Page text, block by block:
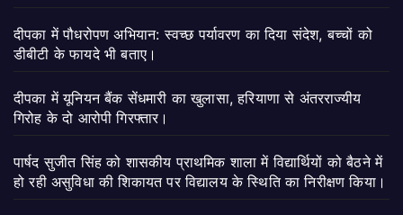
दीपका में पौधरोपण अभियान: स्वच्छ पर्यावरण का दिया संदेश, बच्चों को
डीबीटी के फायदे भी बताए।
दीपका में यूनियन बैंक सेंधमारी का खुलासा, हरियाणा से अंतरराज्यीय
गिरोह के दो आरोपी गिरफ्तार।
पार्षद सुजीत सिंह को शासकीय प्राथमिक शाला में विद्यार्थियों को बैठने में
हो रही असुविधा की शिकायत पर विद्यालय के स्थिति का निरीक्षण किया।